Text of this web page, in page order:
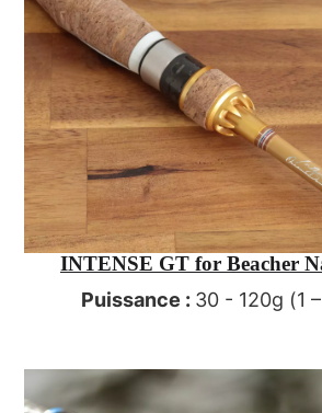
INTENSE GT for Beacher
Puissance : 30 - 120g (1